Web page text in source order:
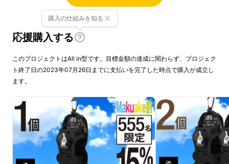
登山道の脇でゴソゴソリュックの底をかき回し
ているのはとても残念な気持ちになりますね。
そんなアナタに使ってほしい解決策です（＾＾
応援購入する
購入の仕組みを知る
このプロジェクトはAll in型です。目標金額の達成に関わらず、プロジェク
ト終了日の2023年07月26日までに支払いを完了した時点で購入が成立し
ます。